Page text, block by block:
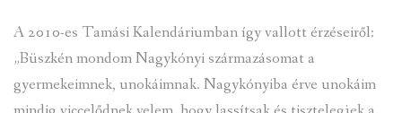
A 2010-es Tamási Kalendáriumban így vallott érzéseiről:
„Büszkén mondom Nagykónyi származásomat a
gyermekeimnek, unokáimnak. Nagykónyiba érve unokáim